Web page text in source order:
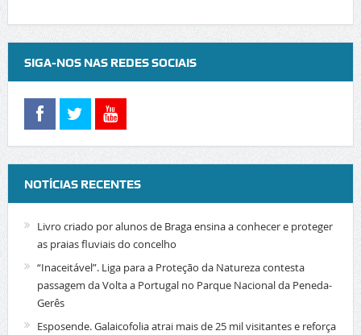
SIGA-NOS NAS REDES SOCIAIS
NOTÍCIAS RECENTES
Livro criado por alunos de Braga ensina a conhecer e proteger
as praias fluviais do concelho
“Inaceitável”. Liga para a Proteção da Natureza contesta
passagem da Volta a Portugal no Parque Nacional da Peneda-
Gerês
Esposende. Galaicofolia atrai mais de 25 mil visitantes e reforça